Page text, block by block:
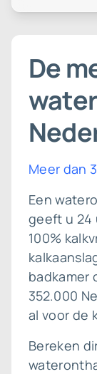
De
Meer dan
Een
geeft u 24
100%
badkamer
352.000
al voor de
Bereken